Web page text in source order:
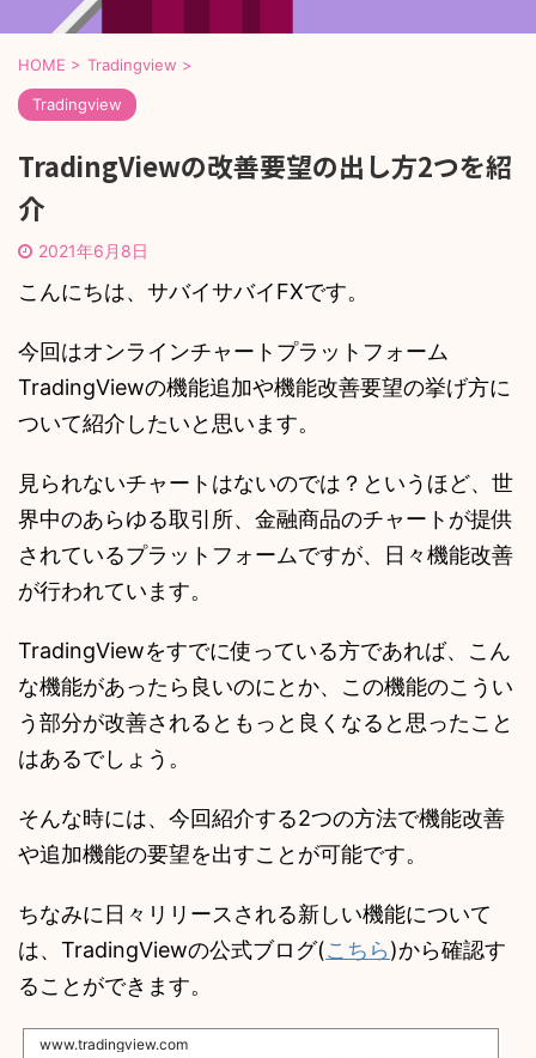
HOME > Tradingview >
Tradingview
TradingViewの改善要望の出し方2つを紹
介
2021年6月8日
こんにちは、サバイサバイFXです。
今回はオンラインチャートプラットフォーム
TradingViewの機能追加や機能改善要望の挙げ方に
ついて紹介したいと思います。
見られないチャートはないのでは？というほど、世
界中のあらゆる取引所、金融商品のチャートが提供
されているプラットフォームですが、日々機能改善
が行われています。
TradingViewをすでに使っている方であれば、こん
な機能があったら良いのにとか、この機能のこうい
う部分が改善されるともっと良くなると思ったこと
はあるでしょう。
そんな時には、今回紹介する2つの方法で機能改善
や追加機能の要望を出すことが可能です。
ちなみに日々リリースされる新しい機能について
は、TradingViewの公式ブログ(こちら)から確認す
ることができます。
www.tradingview.com